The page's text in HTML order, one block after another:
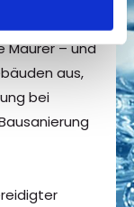
Maurer – und
aus,
bei